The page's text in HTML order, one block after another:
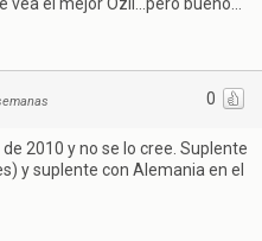
0
2010 y no se lo cree. Suplente
y suplente con Alemania en el